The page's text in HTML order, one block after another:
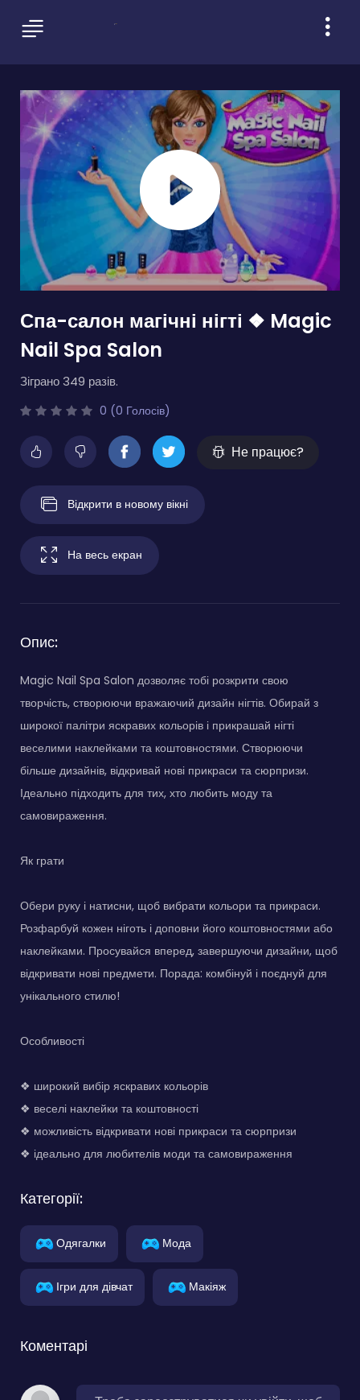
Спа-салон магічні нігті ❖ Magic
Nail Spa Salon
Зіграно 349 разів.
0 (0 Голосів)
Не працює?
Відкрити в новому вікні
На весь екран
Опис:
Magic Nail Spa Salon дозволяє тобі розкрити свою
творчість, створюючи вражаючий дизайн нігтів. Обирай з
широкої палітри яскравих кольорів і прикрашай нігті
веселими наклейками та коштовностями. Створюючи
більше дизайнів, відкривай нові прикраси та сюрпризи.
Ідеально підходить для тих, хто любить моду та
самовираження.
Як грати
Обери руку і натисни, щоб вибрати кольори та прикраси.
Розфарбуй кожен ніготь і доповни його коштовностями або
наклейками. Просувайся вперед, завершуючи дизайни, щоб
відкривати нові предмети. Порада: комбінуй і поєднуй для
унікального стилю!
Особливості
❖ широкий вибір яскравих кольорів
❖ веселі наклейки та коштовності
❖ можливість відкривати нові прикраси та сюрпризи
❖ ідеально для любителів моди та самовираження
Категорії:
Одягалки Мода
Ігри для дівчат Макіяж
Коментарі